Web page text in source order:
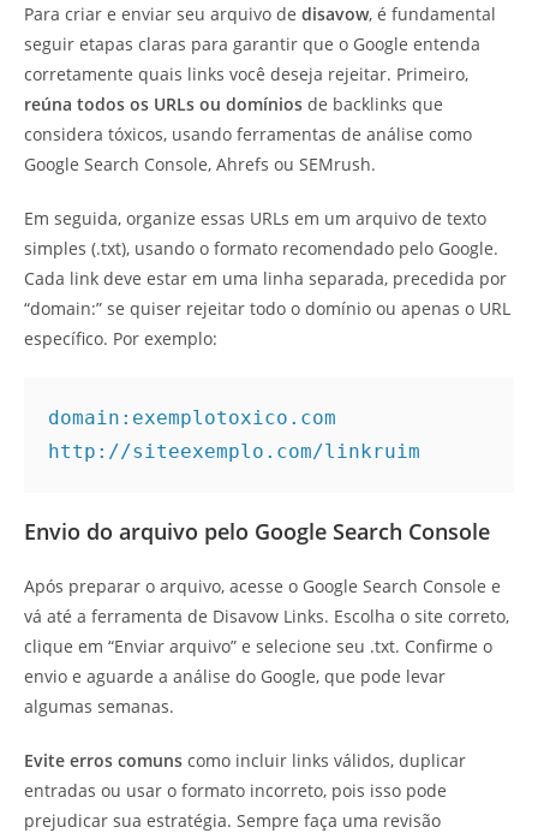
Para criar e enviar seu arquivo de disavow, é fundamental
seguir etapas claras para garantir que o Google entenda
corretamente quais links você deseja rejeitar. Primeiro,
reúna todos os URLs ou domínios de backlinks que
considera tóxicos, usando ferramentas de análise como
Google Search Console, Ahrefs ou SEMrush.
Em seguida, organize essas URLs em um arquivo de texto
simples (.txt), usando o formato recomendado pelo Google.
Cada link deve estar em uma linha separada, precedida por
“domain:” se quiser rejeitar todo o domínio ou apenas o URL
específico. Por exemplo:
domain:exemplotoxico.com
http://siteexemplo.com/linkruim
Envio do arquivo pelo Google Search Console
Após preparar o arquivo, acesse o Google Search Console e
vá até a ferramenta de Disavow Links. Escolha o site correto,
clique em “Enviar arquivo” e selecione seu .txt. Confirme o
envio e aguarde a análise do Google, que pode levar
algumas semanas.
Evite erros comuns como incluir links válidos, duplicar
entradas ou usar o formato incorreto, pois isso pode
prejudicar sua estratégia. Sempre faça uma revisão